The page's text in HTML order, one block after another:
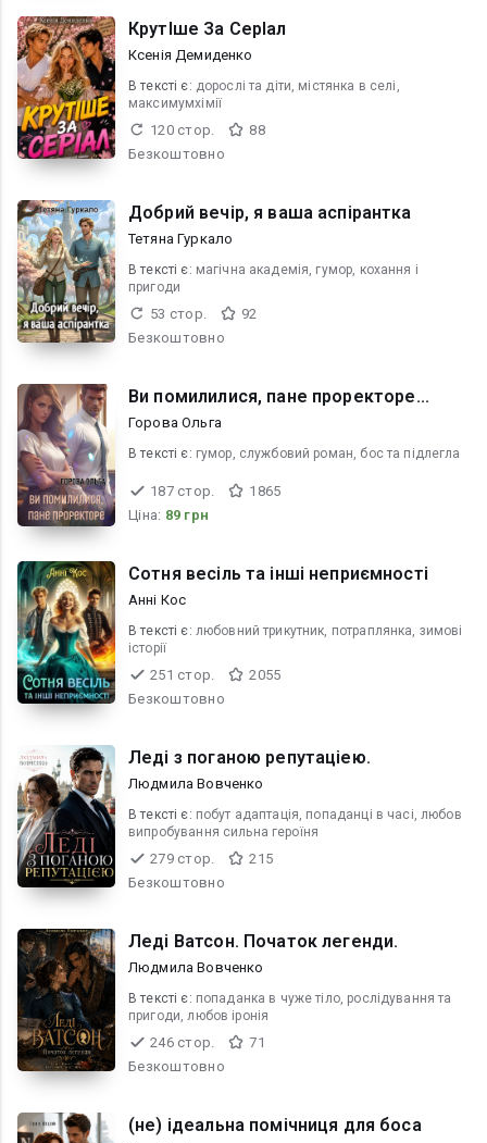
КрутІше За СерІал
Ксенія Демиденко
В текcті є: дорослі та діти, містянка в селі,
максимумхімії
120 стор.
88
Безкоштовно
Добрий вечір, я ваша аспірантка
Тетяна Гуркало
В текcті є: магічна академія, гумор, кохання і
пригоди
53 стор.
92
Безкоштовно
Ви помилилися, пане проректоре...
Горова Ольга
В текcті є: гумор, службовий роман, бос та підлегла
187 стор.
1865
Ціна: 89 грн
Сотня весіль та інші неприємності
Анні Кос
В текcті є: любовний трикутник, потраплянка, зимові
історії
251 стор.
2055
Безкоштовно
Ледi з поганою репутацiею.
Людмила Вовченко
В текcті є: побут адаптацiя, попаданці в часі, любов
випробування сильна героїня
279 стор.
215
Безкоштовно
Ледi Ватсон. Початок легенди.
Людмила Вовченко
В текcті є: попаданка в чуже тіло, рослiдування та
пригоди, любов iронiя
246 стор.
71
Безкоштовно
(не) ідеальна помічниця для боса